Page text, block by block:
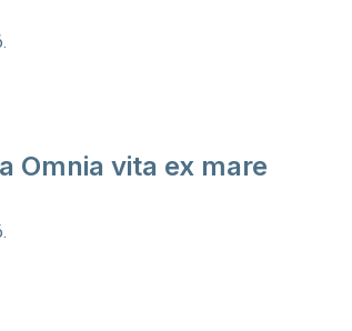
Omnia vita ex mare